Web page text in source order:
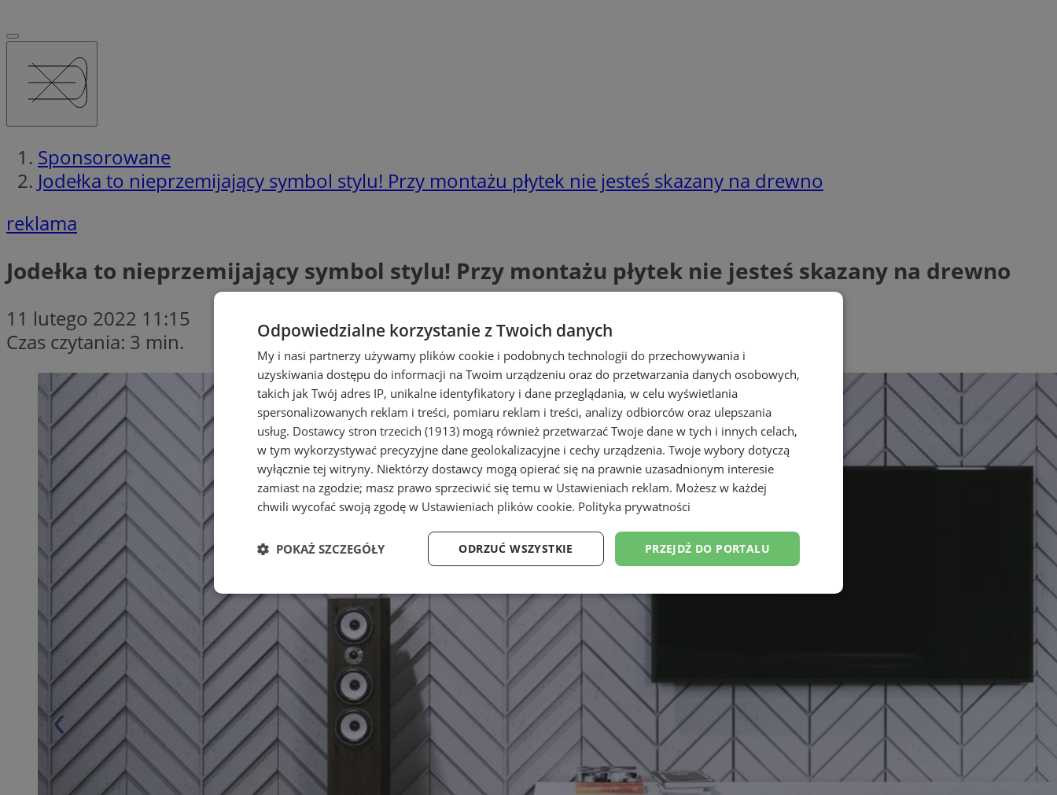
Sponsorowane
Jodełka to nieprzemijający symbol stylu! Przy montażu płytek nie jesteś skazany na drewno
reklama
Jodełka to nieprzemijający symbol stylu! Przy montażu płytek nie jesteś skazany na drewno
11 lutego 2022 11:15
Czas czytania: 3 min.
Odpowiedzialne korzystanie z Twoich danych
My i nasi partnerzy używamy plików cookie i podobnych technologii do przechowywania i
uzyskiwania dostępu do informacji na Twoim urządzeniu oraz do przetwarzania danych osobowych,
takich jak Twój adres IP, unikalne identyfikatory i dane przeglądania, w celu wyświetlania
spersonalizowanych reklam i treści, pomiaru reklam i treści, analizy odbiorców oraz ulepszania
usług. Dostawcy stron trzecich (1913) mogą również przetwarzać Twoje dane w tych i innych celach,
w tym wykorzystywać precyzyjne dane geolokalizacyjne i cechy urządzenia. Twoje wybory dotyczą
wyłącznie tej witryny. Niektórzy dostawcy mogą opierać się na prawnie uzasadnionym interesie
zamiast na zgodzie; masz prawo sprzeciwić się temu w Ustawieniach reklam. Możesz w każdej
chwili wycofać swoją zgodę w Ustawieniach plików cookie. Polityka prywatności
PRZEJDŹ DO PORTALU
ODRZUĆ WSZYSTKIE
POKAŻ SZCZEGÓŁY
Niezbędne Wydajność Targetowanie Funkcjonalność Niesklasyfikowane
Niezbędne Wydajność Targetowanie Funkcjonalność Niesklasyfikowane
Niezbędne pliki cookie umożliwiają korzystanie z podstawowych funkcji strony internetowej, takich jak logowanie użytkownika i
zarządzanie kontem. Bez niezbędnych plików cookie nie można prawidłowo korzystać ze strony internetowej.
Nazwa
Provider
Domena
Okres
przechowywania
Opis